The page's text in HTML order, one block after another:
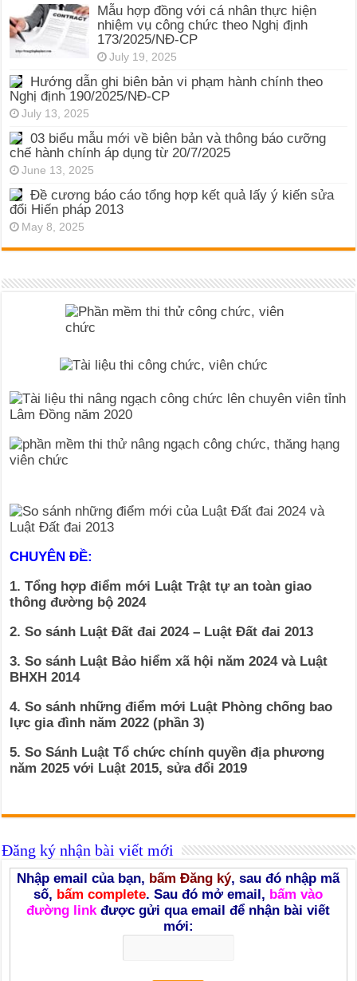
Mẫu hợp đồng với cá nhân thực hiện
nhiệm vụ công chức theo Nghị định
173/2025/NĐ-CP
July 19, 2025
Hướng dẫn ghi biên bản vi phạm hành chính theo
Nghị định 190/2025/NĐ-CP
July 13, 2025
03 biểu mẫu mới về biên bản và thông báo cưỡng
chế hành chính áp dụng từ 20/7/2025
June 13, 2025
Đề cương báo cáo tổng hợp kết quả lấy ý kiến sửa
đổi Hiến pháp 2013
May 8, 2025
CHUYÊN ĐỀ:
1. Tổng hợp điểm mới Luật Trật tự an toàn giao
thông đường bộ 2024
2. So sánh Luật Đất đai 2024 – Luật Đất đai 2013
3. So sánh Luật Bảo hiểm xã hội năm 2024 và Luật
BHXH 2014
4. So sánh những điểm mới Luật Phòng chống bao
lực gia đình năm 2022 (phần 3)
5. So Sánh Luật Tổ chức chính quyền địa phương
năm 2025 với Luật 2015, sửa đổi 2019
Đăng ký nhận bài viết mới
Nhập email của bạn, bấm Đăng ký, sau đó nhập mã
số, bấm complete. Sau đó mở email, bấm vào
đường linkđược gửi qua email để nhận bài viết
mới: